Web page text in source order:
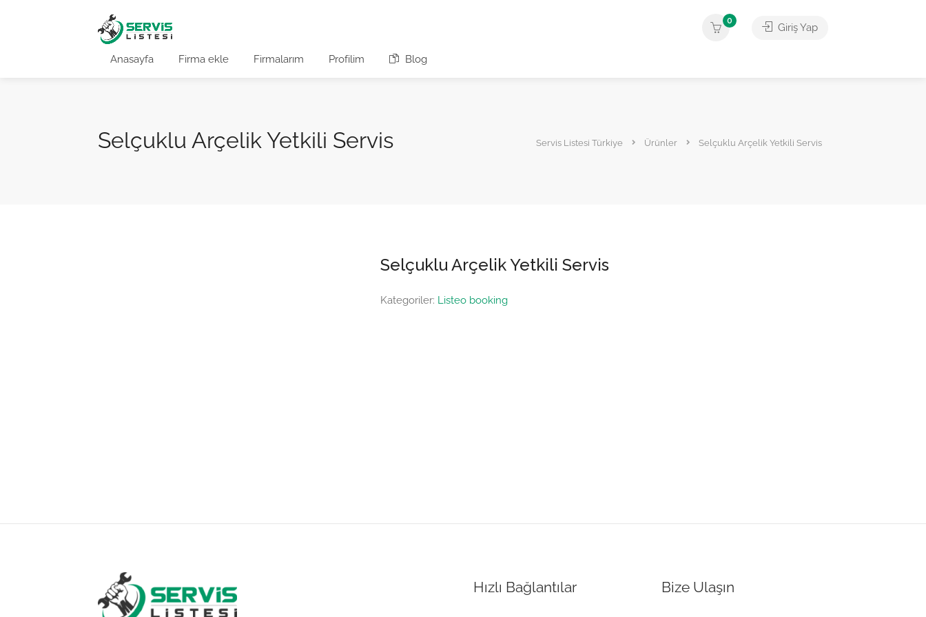
Anasayfa Firma ekle Firmalarım Profilim Blog
0
Giriş Yap
Selçuklu Arçelik Yetkili Servis Servis Listesi Türkiye Ürünler Selçuklu Arçelik Yetkili Servis
Selçuklu Arçelik Yetkili Servis
Kategoriler: Listeo booking
Hızlı Bağlantılar Bize Ulaşın